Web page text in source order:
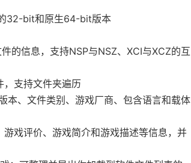
32-bit和原生64-bit版本
的信息，支持NSP与NSZ、XCI与XCZ的互
，支持文件夹遍历
本、文件类别、游戏厂商、包含语言和载体
戏评价、游戏简介和游戏描述等信息，并